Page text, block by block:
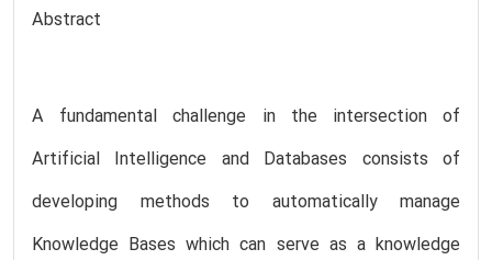
Abstract
A fundamental challenge in the intersection of
Artificial Intelligence and Databases consists of
developing methods to automatically manage
Knowledge Bases which can serve as a knowledge